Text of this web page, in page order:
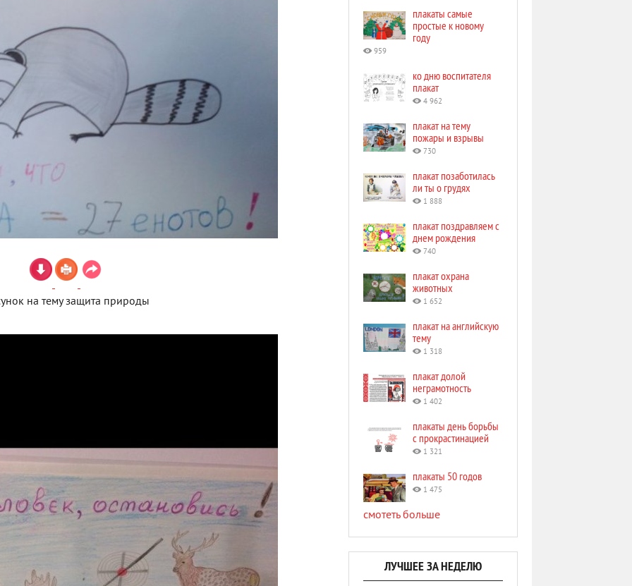
на тему защита природы
плакаты самые
простые к новому
году
959
ко дню воспитателя
плакат
4 962
плакат на тему
пожары и взрывы
730
плакат позаботилась
ли ты о грудях
1 888
плакат поздравляем с
днем рождения
740
плакат охрана
животных
1 652
плакат на английскую
тему
1 318
плакат долой
неграмотность
1 402
плакаты день борьбы
с прокрастинацией
1 321
плакаты 50 годов
1 475
смотеть больше
ЛУЧШЕЕ ЗА НЕДЕЛЮ